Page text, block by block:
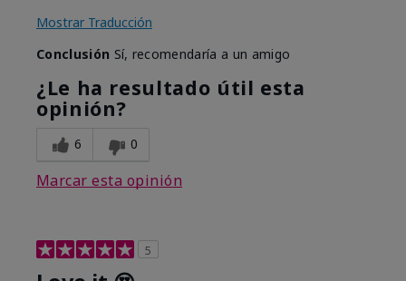
Mostrar Traducción
Conclusión Sí, recomendaría a un amigo
¿Le ha resultado útil esta
opinión?
6 0
Marcar esta opinión
5